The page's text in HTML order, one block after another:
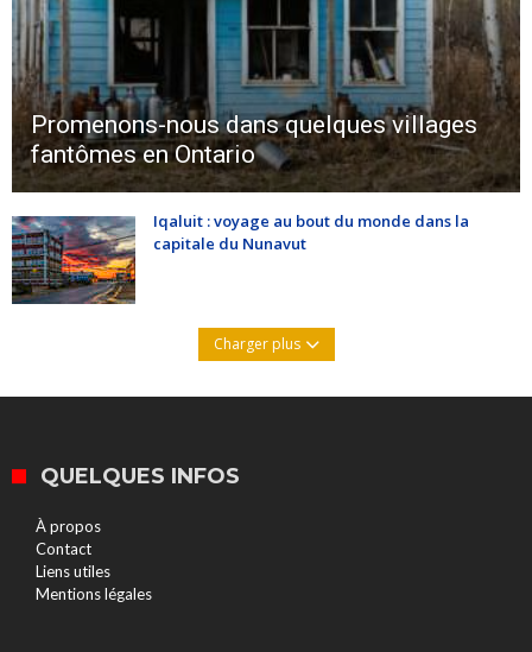
Promenons-nous dans quelques villages
fantômes en Ontario
Iqaluit : voyage au bout du monde dans la
capitale du Nunavut
Charger plus
QUELQUES INFOS
À propos
Contact
Liens utiles
Mentions légales